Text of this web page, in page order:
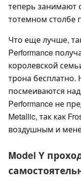
теперь занимают
тотемном столбе
Что еще лучше,
Performance
королевской
трона бесплатно.
посмеиваются
Performance не
Metallic, так как
воздушным и
Model Y